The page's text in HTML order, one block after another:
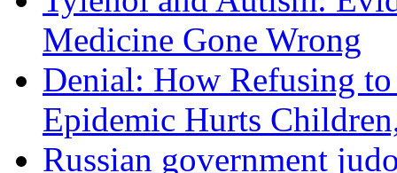
Medicine Gone Wrong
Denial: How Refusing
Epidemic Hurts
Russian government